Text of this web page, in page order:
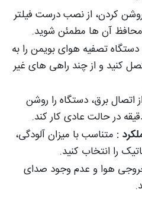
کردن، از نصب درست فیلتر
آن‌ ها مطمئن شوید.
دستگاه تصفیه هوای بویمن را به
کنید و از چند راهی‌ های غیر
اتصال برق، دستگاه را روشن
در حالت عادی کار کند.
: متناسب با میزان آلودگی،
را انتخاب کنید.
هوا و عدم وجود صدای